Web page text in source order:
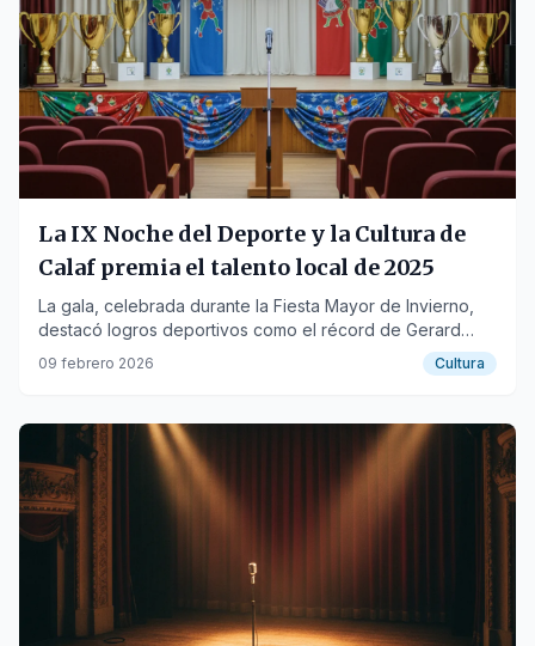
La IX Noche del Deporte y la Cultura de
Calaf premia el talento local de 2025
La gala, celebrada durante la Fiesta Mayor de Invierno,
destacó logros deportivos como el récord de Gerard
Regí y la trayectoria cultural.
09 febrero 2026 Cultura